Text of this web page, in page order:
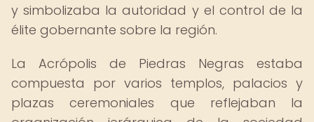
y simbolizaba la autoridad y el control de la
élite gobernante sobre la región.
La Acrópolis de Piedras Negras estaba
compuesta por varios templos, palacios y
plazas ceremoniales que reflejaban la